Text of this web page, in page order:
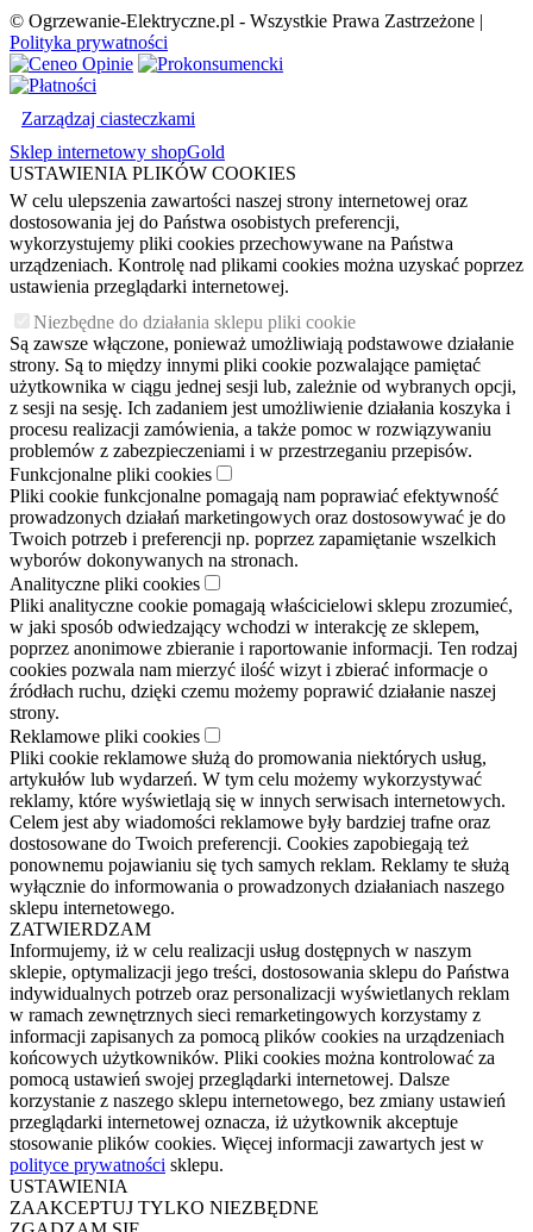
© Ogrzewanie-Elektryczne.pl - Wszystkie Prawa Zastrzeżone |
Polityka prywatności
Zarządzaj ciasteczkami
Sklep internetowy shopGold
USTAWIENIA PLIKÓW COOKIES
W celu ulepszenia zawartości naszej strony internetowej oraz
dostosowania jej do Państwa osobistych preferencji,
wykorzystujemy pliki cookies przechowywane na Państwa
urządzeniach. Kontrolę nad plikami cookies można uzyskać poprzez
ustawienia przeglądarki internetowej.
Niezbędne do działania sklepu pliki cookie
Są zawsze włączone, ponieważ umożliwiają podstawowe działanie
strony. Są to między innymi pliki cookie pozwalające pamiętać
użytkownika w ciągu jednej sesji lub, zależnie od wybranych opcji,
z sesji na sesję. Ich zadaniem jest umożliwienie działania koszyka i
procesu realizacji zamówienia, a także pomoc w rozwiązywaniu
problemów z zabezpieczeniami i w przestrzeganiu przepisów.
Funkcjonalne pliki cookies
Pliki cookie funkcjonalne pomagają nam poprawiać efektywność
prowadzonych działań marketingowych oraz dostosowywać je do
Twoich potrzeb i preferencji np. poprzez zapamiętanie wszelkich
wyborów dokonywanych na stronach.
Analityczne pliki cookies
Pliki analityczne cookie pomagają właścicielowi sklepu zrozumieć,
w jaki sposób odwiedzający wchodzi w interakcję ze sklepem,
poprzez anonimowe zbieranie i raportowanie informacji. Ten rodzaj
cookies pozwala nam mierzyć ilość wizyt i zbierać informacje o
źródłach ruchu, dzięki czemu możemy poprawić działanie naszej
strony.
Reklamowe pliki cookies
Pliki cookie reklamowe służą do promowania niektórych usług,
artykułów lub wydarzeń. W tym celu możemy wykorzystywać
reklamy, które wyświetlają się w innych serwisach internetowych.
Celem jest aby wiadomości reklamowe były bardziej trafne oraz
dostosowane do Twoich preferencji. Cookies zapobiegają też
ponownemu pojawianiu się tych samych reklam. Reklamy te służą
wyłącznie do informowania o prowadzonych działaniach naszego
sklepu internetowego.
ZATWIERDZAM
Informujemy, iż w celu realizacji usług dostępnych w naszym
sklepie, optymalizacji jego treści, dostosowania sklepu do Państwa
indywidualnych potrzeb oraz personalizacji wyświetlanych reklam
w ramach zewnętrznych sieci remarketingowych korzystamy z
informacji zapisanych za pomocą plików cookies na urządzeniach
końcowych użytkowników. Pliki cookies można kontrolować za
pomocą ustawień swojej przeglądarki internetowej. Dalsze
korzystanie z naszego sklepu internetowego, bez zmiany ustawień
przeglądarki internetowej oznacza, iż użytkownik akceptuje
stosowanie plików cookies. Więcej informacji zawartych jest w
polityce prywatności sklepu.
USTAWIENIA
ZAAKCEPTUJ TYLKO NIEZBĘDNE